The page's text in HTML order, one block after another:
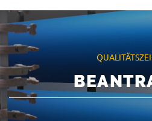
Main
navigation